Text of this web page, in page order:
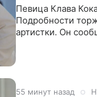
Певица Клава
Подробности
артистки. Он
55 минут назад